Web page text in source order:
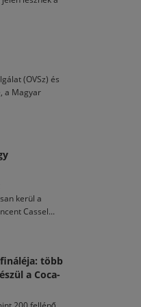
félévében
– még öt
indít a Libri
(OVSz) és
a Magyar
kerül a
Cassel...
több
a Coca-